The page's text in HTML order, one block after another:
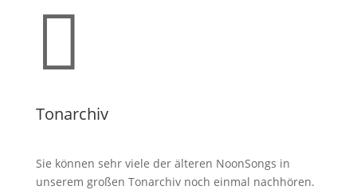

Tonarchiv
Sie können sehr viele der älteren NoonSongs in
unserem großen Tonarchiv noch einmal nachhören.